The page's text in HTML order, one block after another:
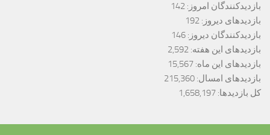
بازدیدکنندگان امروز: 142
بازدیدهای دیروز: 192
بازدیدکنندگان دیروز: 146
بازدیدهای این هفته: 2,592
بازدیدهای این ماه: 15,567
بازدیدهای امسال: 215,360
کل بازدیدها: 1,658,197